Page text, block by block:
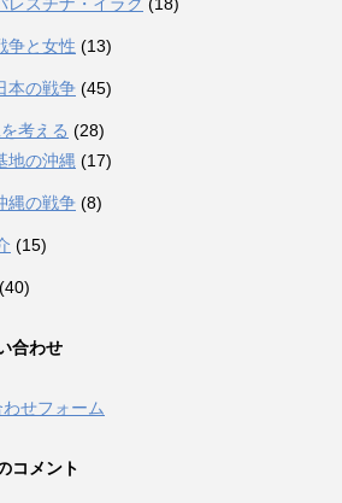
争と女性 (13)
本の戦争 (45)
考える (28)
地の沖縄 (17)
縄の戦争 (8)
(15)
合わせ
せフォーム
コメント